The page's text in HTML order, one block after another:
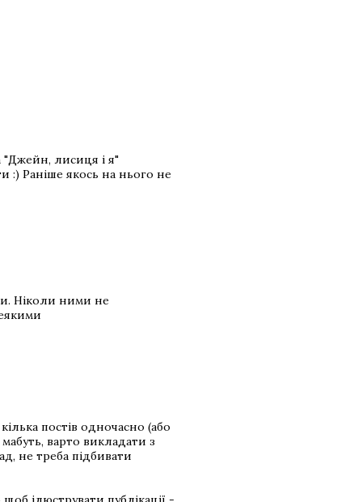
"Джейн, лисиця і я"
:) Раніше якось на нього не
Ніколи ними не
постів одночасно (або
варто викладати з
не треба підбивати